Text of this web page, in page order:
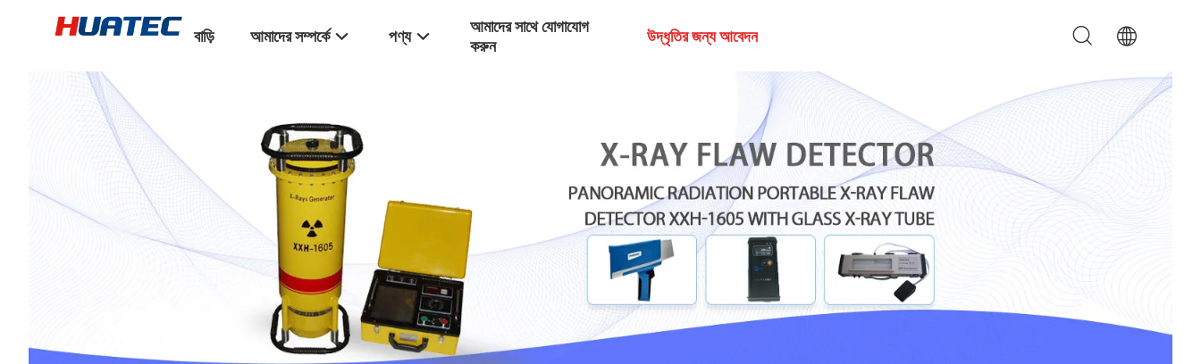
বাড়ি আমাদের সম্পর্কে পণ্য
আমাদের সাথে যোগাযোগ
করুন
উদ্ধৃতির জন্য আবেদন